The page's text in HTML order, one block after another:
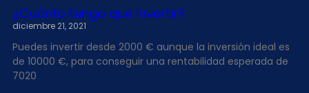
¿Cuánto tengo que invertir?
diciembre 21, 2021
Puedes invertir desde 2000 € aunque la inversión ideal es
de 10000 €, para conseguir una rentabilidad esperada de
7020